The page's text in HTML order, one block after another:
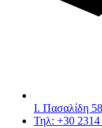
Ι. Πασαλίδη
Τηλ: +30